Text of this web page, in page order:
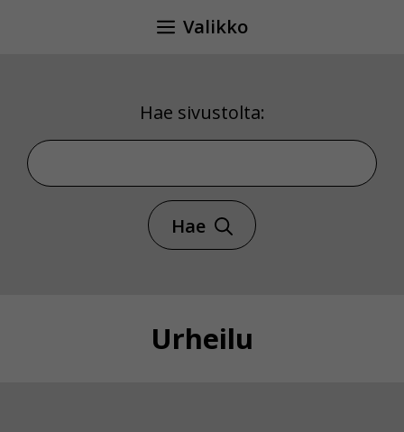
Valikko
Hae sivustolta:
Hae sivustolta
Hae
Urheilu